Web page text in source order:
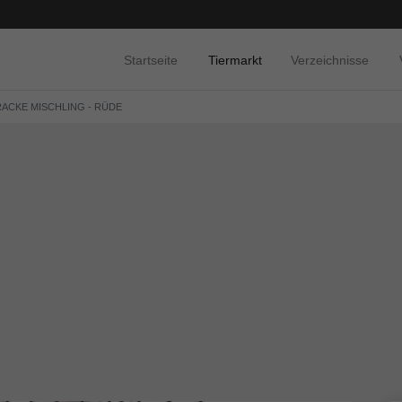
Startseite Tiermarkt Verzeichnisse
MISCHLING - RÜDE